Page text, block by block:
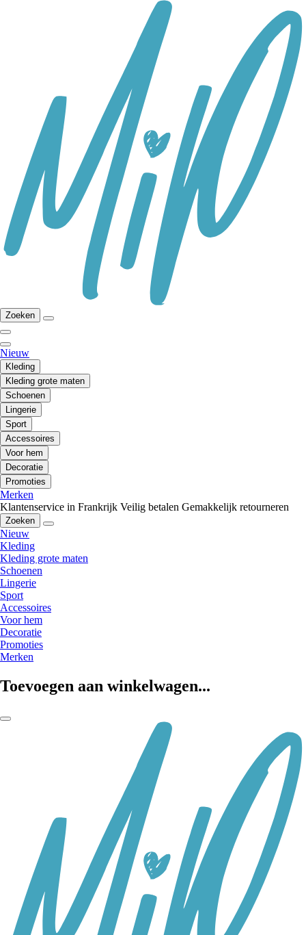
Zoeken
Nieuw
Kleding
Kleding grote maten
Schoenen
Lingerie
Sport
Accessoires
Voor hem
Decoratie
Promoties
Merken
Klantenservice in Frankrijk Veilig betalen Gemakkelijk retourneren
Zoeken
Nieuw
Kleding
Kleding grote maten
Schoenen
Lingerie
Sport
Accessoires
Voor hem
Decoratie
Promoties
Merken
Toevoegen aan winkelwagen...